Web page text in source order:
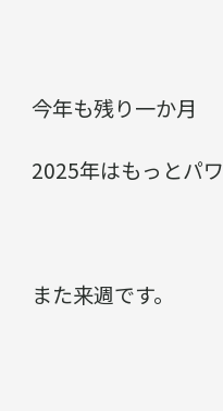
今年も残り一か月
2025年はもっとパ
また来週です。